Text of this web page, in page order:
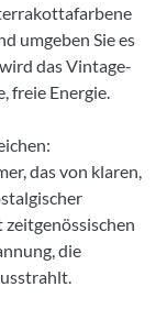
umgeben Sie es
das Vintage-
freie Energie.
das von klaren,
die